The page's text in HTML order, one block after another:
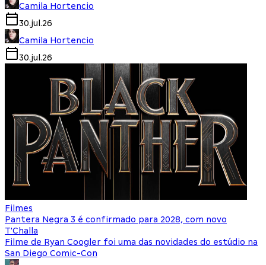
Camila Hortencio
30.jul.26
Camila Hortencio
30.jul.26
Filmes
Pantera Negra 3 é confirmado para 2028, com novo
T'Challa
Filme de Ryan Coogler foi uma das novidades do estúdio na
San Diego Comic-Con